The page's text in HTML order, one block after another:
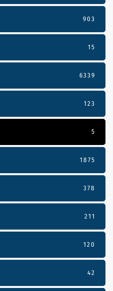
903
15
6339
123
5
1875
378
211
120
42